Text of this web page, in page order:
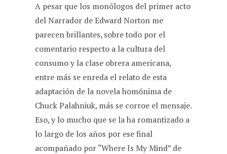
A pesar que los monólogos del primer acto
del Narrador de Edward Norton me
parecen brillantes, sobre todo por el
comentario respecto a la cultura del
consumo y la clase obrera americana,
entre más se enreda el relato de esta
adaptación de la novela homónima de
Chuck Palahniuk, más se corroe el mensaje.
Eso, y lo mucho que se la ha romantizado a
lo largo de los años por ese final
acompañado por “Where Is My Mind” de